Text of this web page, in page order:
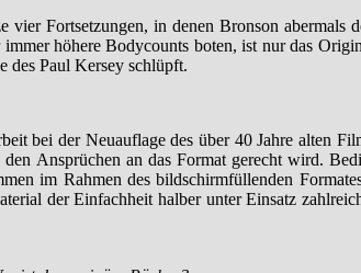
Fortsetzungen, in denen Bronson
höhere Bodycounts boten, ist nur das
des Paul Kersey schlüpft.
bei der Neuauflage des über 40 Jahre alten
Ansprüchen an das Format gerecht wird.
im Rahmen des bildschirmfüllenden
der Einfachheit halber unter Einsatz